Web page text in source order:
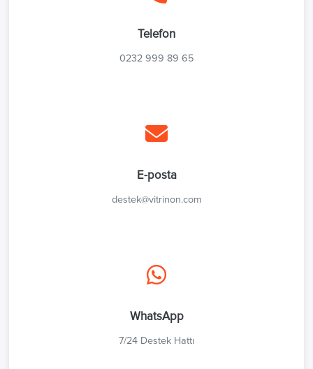
Telefon
0232 999 89 65
E-posta
destek@vitrinon.com
WhatsApp
7/24 Destek Hattı